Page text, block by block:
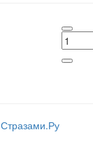
Стразами.Ру